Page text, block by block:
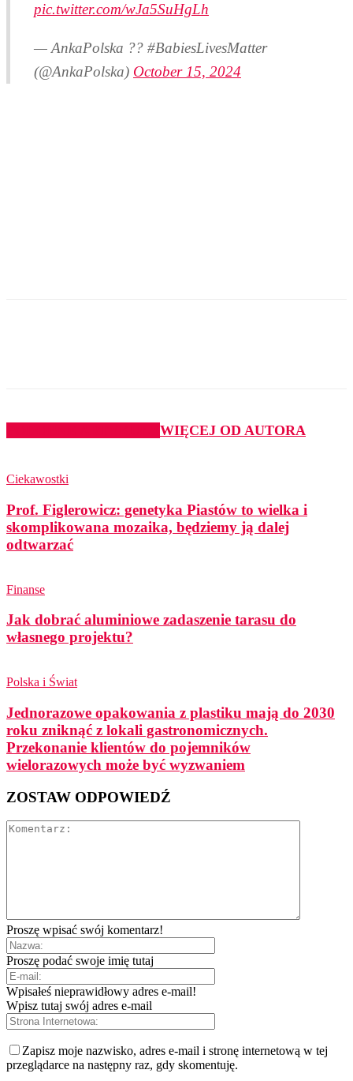
pic.twitter.com/wJa5SuHgLh
— AnkaPolska ?? #BabiesLivesMatter
(@AnkaPolska) October 15, 2024
WIĘCEJ OD AUTORA
Ciekawostki
Prof. Figlerowicz: genetyka Piastów to wielka i
skomplikowana mozaika, będziemy ją dalej
odtwarzać
Finanse
Jak dobrać aluminiowe zadaszenie tarasu do
własnego projektu?
Polska i Świat
Jednorazowe opakowania z plastiku mają do 2030
roku zniknąć z lokali gastronomicznych.
Przekonanie klientów do pojemników
wielorazowych może być wyzwaniem
ZOSTAW ODPOWIEDŹ
Proszę wpisać swój komentarz!
Proszę podać swoje imię tutaj
Wpisałeś nieprawidłowy adres e-mail!
Wpisz tutaj swój adres e-mail
Zapisz moje nazwisko, adres e-mail i stronę internetową w tej
przeglądarce na następny raz, gdy skomentuję.